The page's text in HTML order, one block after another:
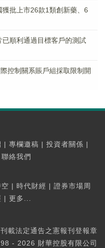
批上市26款1類創新藥、6
順利通過目標客戶的測試
控制關系賬戶組採取限制開
| 專欄邀稿 | 投資者關係 |
聯絡我們
空 | 時代財經 | 證券市場周
| 更多...
載法定通告之憲報刊登報章
- 2026 財華控股有限公司